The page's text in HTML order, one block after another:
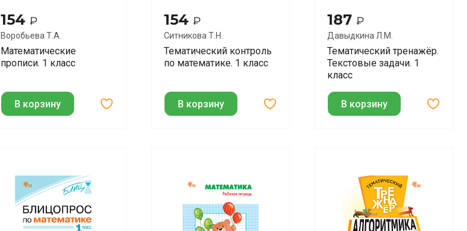
154 ₽
Воробьева Т.А.
Математические
прописи. 1 класс
В корзину
154 ₽
Ситникова Т.Н.
Тематический контроль
по математике. 1 класс
В корзину
187₽
Давыдкина Л.М.
Тематический тренажёр.
Текстовые задачи. 1
класс
В корзину